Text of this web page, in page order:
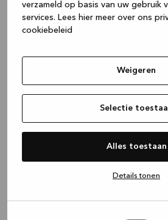
verzameld op basis van uw gebruik
services. Lees hier meer over ons
cookiebeleid
Weigeren
Selectie
Alles toestaan
Details tonen
(see the
information).